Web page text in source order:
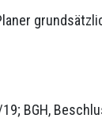
BGH,